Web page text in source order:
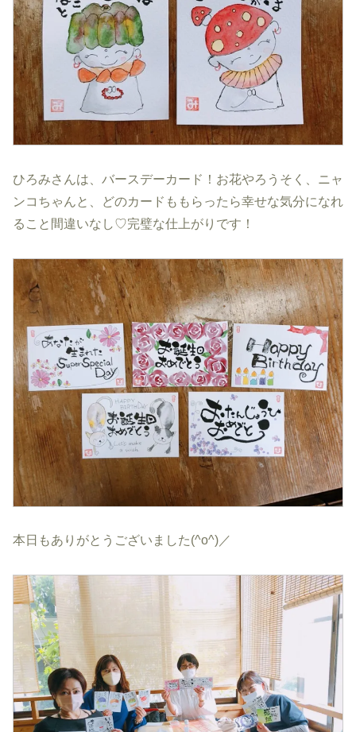
ひろみさんは、バースデーカード！お花やろうそく、ニャ
ンコちゃんと、どのカードももらったら幸せな気分になれ
ること間違いなし♡完璧な仕上がりです！
本日もありがとうございました(^o^)／